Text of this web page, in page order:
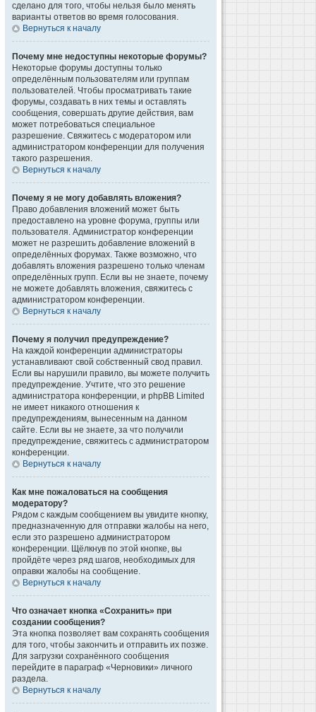
сделано для того, чтобы нельзя было менять
варианты ответов во время голосования.
Вернуться к началу
Почему мне недоступны некоторые форумы?
Некоторые форумы доступны только
определённым пользователям или группам
пользователей. Чтобы просматривать такие
форумы, создавать в них темы и оставлять
сообщения, совершать другие действия, вам
может потребоваться специальное
разрешение. Свяжитесь с модератором или
администратором конференции для получения
такого разрешения.
Вернуться к началу
Почему я не могу добавлять вложения?
Право добавления вложений может быть
предоставлено на уровне форума, группы или
пользователя. Администратор конференции
может не разрешить добавление вложений в
определённых форумах. Также возможно, что
добавлять вложения разрешено только членам
определённых групп. Если вы не знаете, почему
не можете добавлять вложения, свяжитесь с
администратором конференции.
Вернуться к началу
Почему я получил предупреждение?
На каждой конференции администраторы
устанавливают свой собственный свод правил.
Если вы нарушили правило, вы можете получить
предупреждение. Учтите, что это решение
администратора конференции, и phpBB Limited
не имеет никакого отношения к
предупреждениям, вынесенным на данном
сайте. Если вы не знаете, за что получили
предупреждение, свяжитесь с администратором
конференции.
Вернуться к началу
Как мне пожаловаться на сообщения
модератору?
Рядом с каждым сообщением вы увидите кнопку,
предназначенную для отправки жалобы на него,
если это разрешено администратором
конференции. Щёлкнув по этой кнопке, вы
пройдёте через ряд шагов, необходимых для
оправки жалобы на сообщение.
Вернуться к началу
Что означает кнопка «Сохранить» при
создании сообщения?
Эта кнопка позволяет вам сохранять сообщения
для того, чтобы закончить и отправить их позже.
Для загрузки сохранённого сообщения
перейдите в параграф «Черновики» личного
раздела.
Вернуться к началу